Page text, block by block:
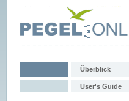
Überblick
User's Guide